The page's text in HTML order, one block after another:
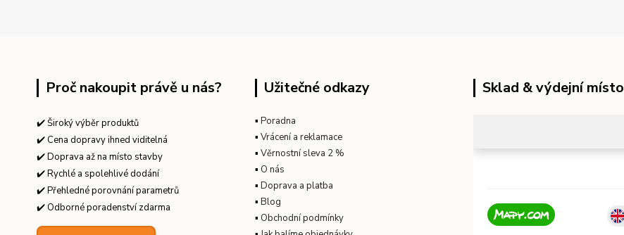
Proč nakoupit právě u nás?
✔️ Široký výběr produktů
✔️ Cena dopravy ihned viditelná
✔️ Doprava až na místo stavby
✔️ Rychlé a spolehlivé dodání
✔️ Přehledné porovnání parametrů
✔️ Odborné poradenství zdarma
Užitečné odkazy
▪ Poradna
▪ Vrácení a reklamace
▪ Věrnostní sleva 2 %
▪ O nás
▪ Doprava a platba
▪ Blog
▪ Obchodní podmínky
Sklad & výdejní místo